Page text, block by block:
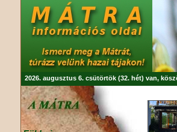
2026. augusztus 6. csütörtök (32. hét) van,